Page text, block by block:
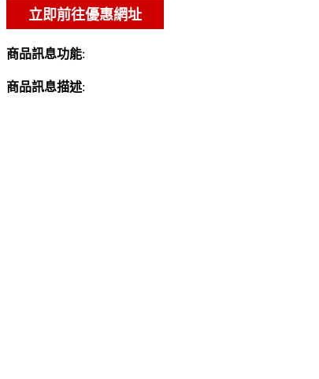
商品訊息功能:
商品訊息描述: